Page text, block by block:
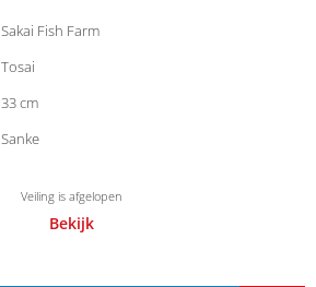
Sakai Fish Farm
Tosai
33 cm
Sanke
Veiling is afgelopen
Bekijk